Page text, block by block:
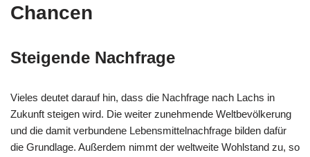
Chancen
Steigende Nachfrage
Vieles deutet darauf hin, dass die Nachfrage nach Lachs in
Zukunft steigen wird. Die weiter zunehmende Weltbevölkerung
und die damit verbundene Lebensmittelnachfrage bilden dafür
die Grundlage. Außerdem nimmt der weltweite Wohlstand zu, so